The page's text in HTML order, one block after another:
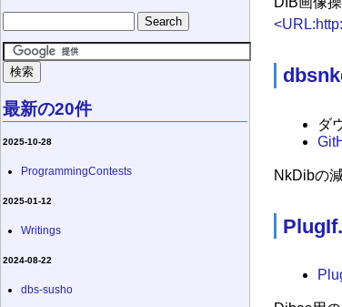
ダ
NkDibの
最新の20件
2025-10-28
ProgrammingContests
2025-01-12
Writings
2024-08-22
dbs-susho